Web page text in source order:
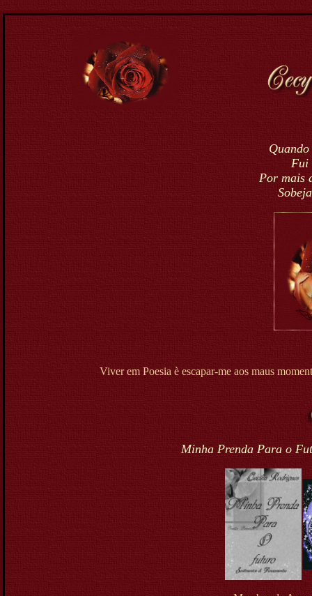
Fui
Por mais
Viver em Poesia è escapar-me aos maus
Minha Prenda Para o